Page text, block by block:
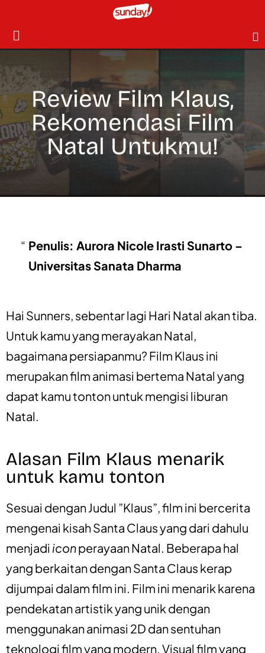
Review Film Klaus,
Rekomendasi Film
Natal Untukmu!
Penulis: Aurora Nicole Irasti Sunarto –
Universitas Sanata Dharma
Hai Sunners, sebentar lagi Hari Natal akan tiba.
Untuk kamu yang merayakan Natal,
bagaimana persiapanmu? Film Klaus ini
merupakan film animasi bertema Natal yang
dapat kamu tonton untuk mengisi liburan
Natal.
Alasan Film Klaus menarik
untuk kamu tonton
Sesuai dengan Judul ”Klaus”, film ini bercerita
mengenai kisah Santa Claus yang dari dahulu
menjadi iconperayaan Natal. Beberapa hal
yang berkaitan dengan Santa Claus kerap
dijumpai dalam film ini. Film ini menarik karena
pendekatan artistik yang unik dengan
menggunakan animasi 2D dan sentuhan
teknologi film yang modern. Visual film yang